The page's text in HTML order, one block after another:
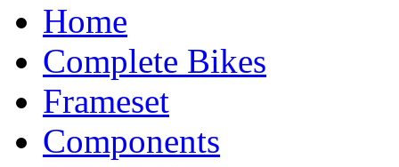
Home
Complete Bikes
Frameset
Components